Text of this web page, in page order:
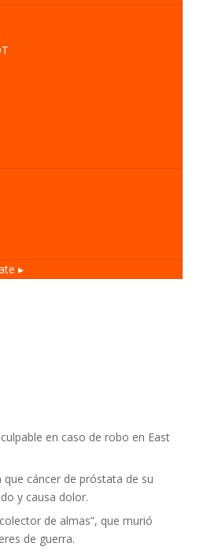
▸
en caso de robo en East
que cáncer de próstata de su
y causa dolor.
de almas”, que murió
de guerra.